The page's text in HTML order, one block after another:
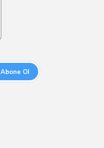
Abone Ol